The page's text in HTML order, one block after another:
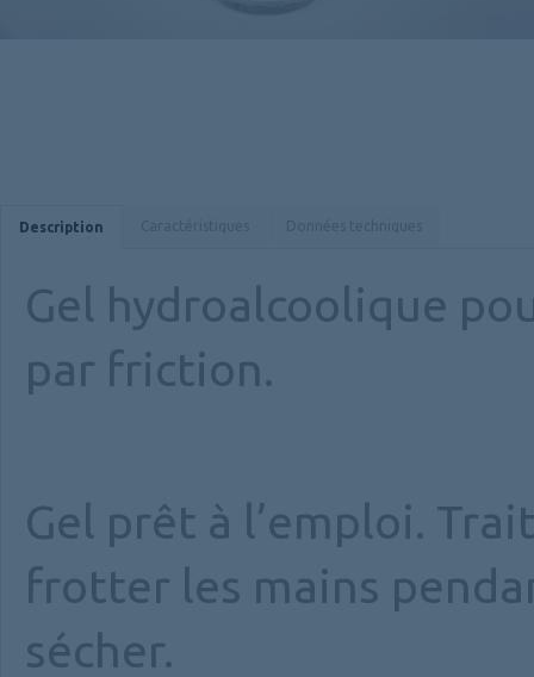
Description
Gel hydroalcoolique
par friction.
Gel prêt à l’emploi.
frotter les mains
sécher.